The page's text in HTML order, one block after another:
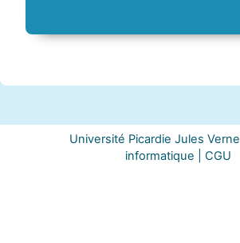
Université Picardie Jules Verne
informatique |
CGU